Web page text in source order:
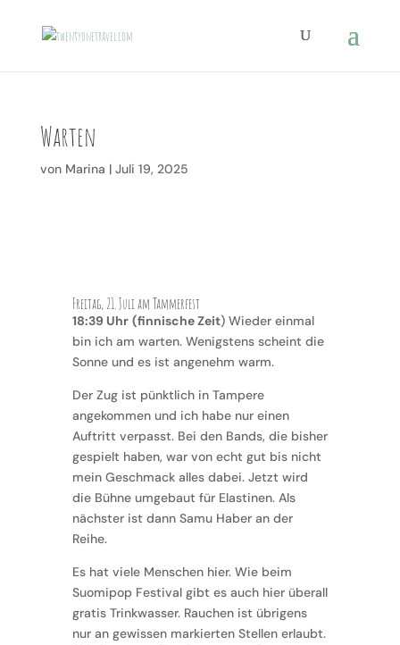
Warten
von Marina | Juli 19, 2025
Freitag, 21. Juli am Tammerfest
18:39 Uhr (finnische Zeit) Wieder einmal
bin ich am warten. Wenigstens scheint die
Sonne und es ist angenehm warm.
Der Zug ist pünktlich in Tampere
angekommen und ich habe nur einen
Auftritt verpasst. Bei den Bands, die bisher
gespielt haben, war von echt gut bis nicht
mein Geschmack alles dabei. Jetzt wird
die Bühne umgebaut für Elastinen. Als
nächster ist dann Samu Haber an der
Reihe.
Es hat viele Menschen hier. Wie beim
Suomipop Festival gibt es auch hier überall
gratis Trinkwasser. Rauchen ist übrigens
nur an gewissen markierten Stellen erlaubt.